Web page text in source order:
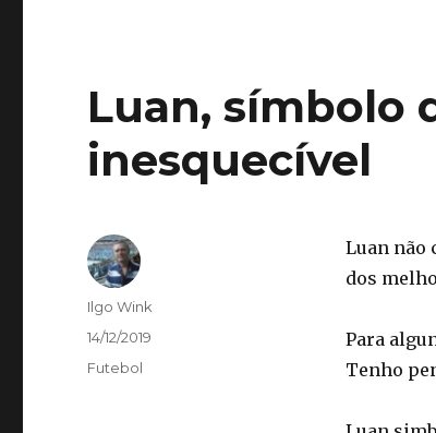
Luan, símbolo
inesquecível
Luan não
dos
Para
Tenho
Autor
Ilgo Wink
Publicado
14/12/2019
Categorias
Futebol